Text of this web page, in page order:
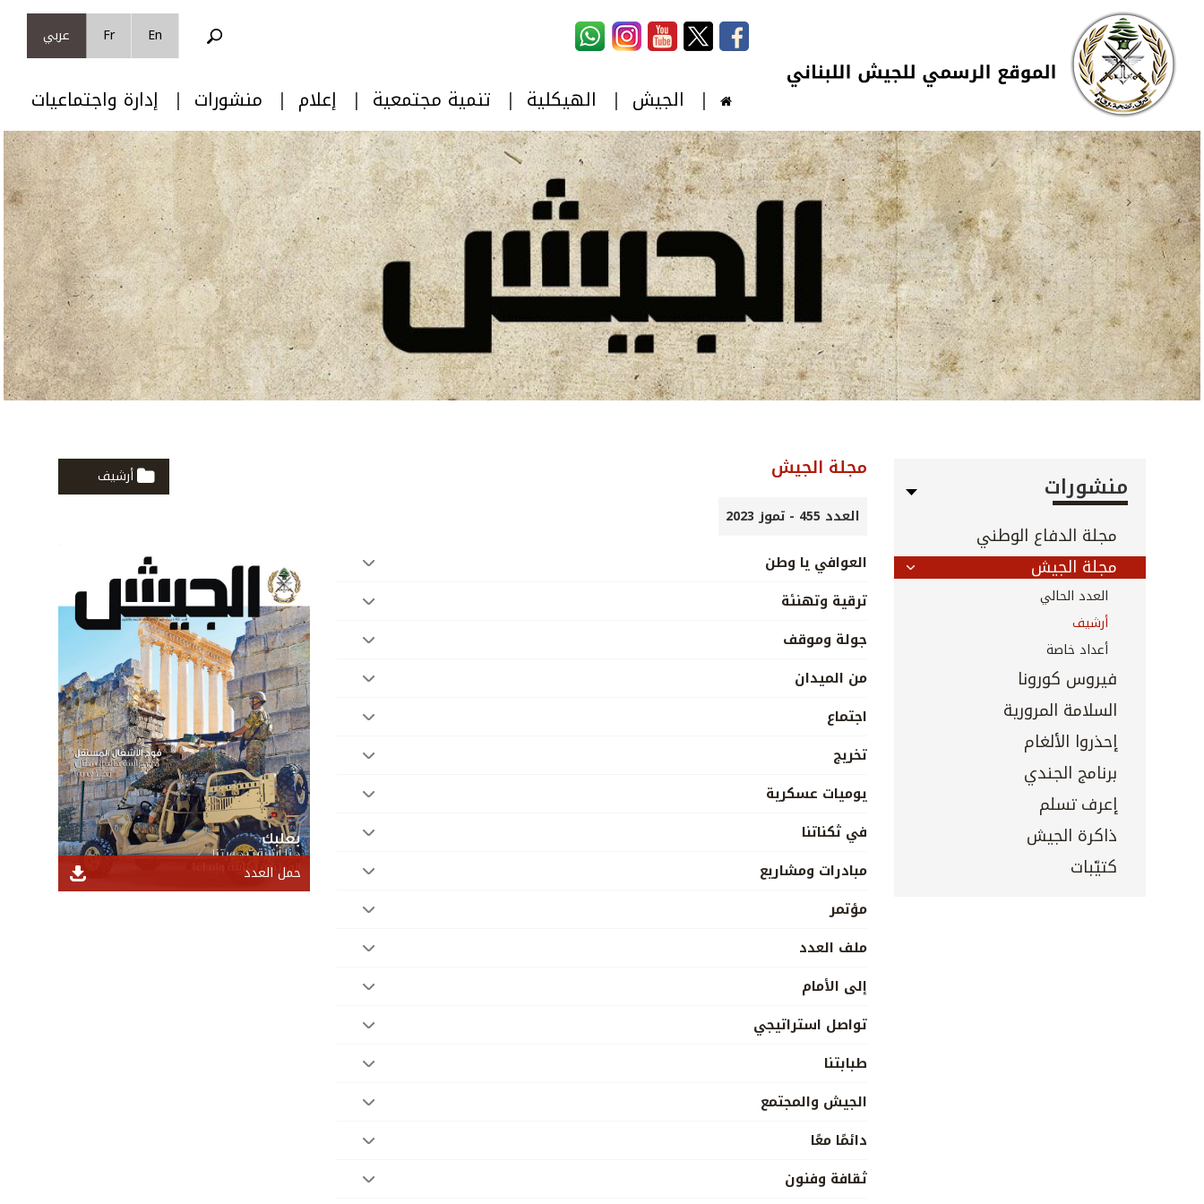
تجاوز إلى المحتوى الرئيسي
Skip to navigation
En
Fr عربي
الجيش الهيكلية تنمية مجتمعية إعلام منشورات إدارة واجتماعيات
منشورات
مجلة الدفاع الوطني
مجلة الجيش
العدد الحالي
أرشيف
أعداد خاصة
فيروس كورونا
السلامة المرورية
إحذروا الألغام
برنامج الجندي
إعرف تسلم
ذاكرة الجيش
كتيّبات
مجلة الجيش
أرشيف
العدد 455 - تموز 2023
العوافي يا وطن
ترقية وتهنئة
جولة وموقف
من الميدان
اجتماع
تخريج
يوميات عسكرية
في ثكناتنا
مبادرات ومشاريع
مؤتمر
ملف العدد
إلى الأمام
تواصل استراتيجي
طبابتنا
الجيش والمجتمع
دائمًا معًا
ثقافة وفنون
حمل العدد